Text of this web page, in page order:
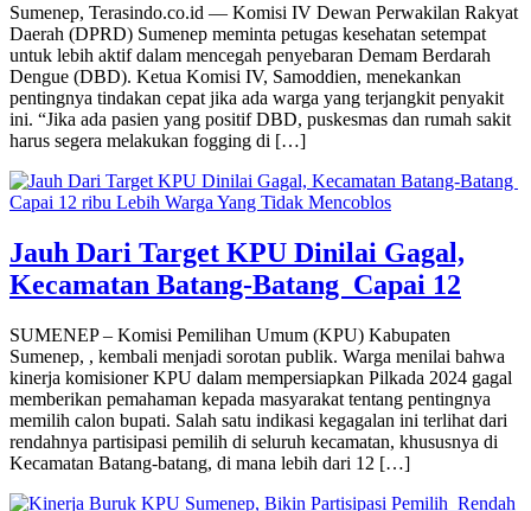
Sumenep, Terasindo.co.id — Komisi IV Dewan Perwakilan Rakyat
Daerah (DPRD) Sumenep meminta petugas kesehatan setempat
untuk lebih aktif dalam mencegah penyebaran Demam Berdarah
Dengue (DBD). Ketua Komisi IV, Samoddien, menekankan
pentingnya tindakan cepat jika ada warga yang terjangkit penyakit
ini. “Jika ada pasien yang positif DBD, puskesmas dan rumah sakit
harus segera melakukan fogging di […]
Jauh Dari Target KPU Dinilai Gagal,
Kecamatan Batang-Batang Capai 12
SUMENEP – Komisi Pemilihan Umum (KPU) Kabupaten
Sumenep, , kembali menjadi sorotan publik. Warga menilai bahwa
kinerja komisioner KPU dalam mempersiapkan Pilkada 2024 gagal
memberikan pemahaman kepada masyarakat tentang pentingnya
memilih calon bupati. Salah satu indikasi kegagalan ini terlihat dari
rendahnya partisipasi pemilih di seluruh kecamatan, khususnya di
Kecamatan Batang-batang, di mana lebih dari 12 […]